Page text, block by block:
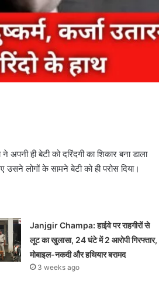
ही बेटी को दरिंदगी का शिकार बना डाला
उसने लोगों के सामने बेटी को ही परोस दिया।
Janjgir Champa: हाईवे पर राहगीरों से
लूट का खुलासा, 24 घंटे में 2 आरोपी गिरफ्तार,
मोबाइल-नकदी और हथियार बरामद
3 weeks ago